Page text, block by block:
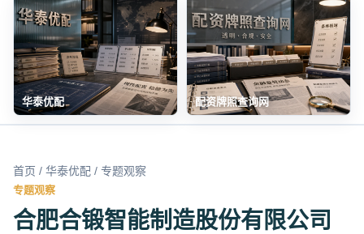
华泰优配 配资牌照查询网
首页 / 华泰优配 / 专题观察
专题观察
合肥合锻智能制造股份有限公司